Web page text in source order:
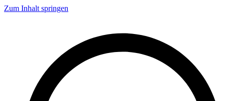
Zum Inhalt springen